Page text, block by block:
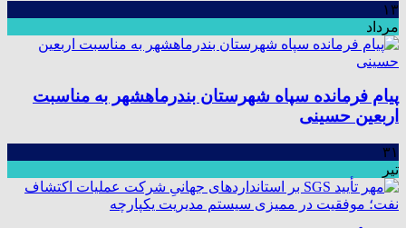
۱۳
مرداد
پیام فرمانده سپاه شهرستان بندرماهشهر به مناسبت
اربعین حسینی
۳۱
تیر